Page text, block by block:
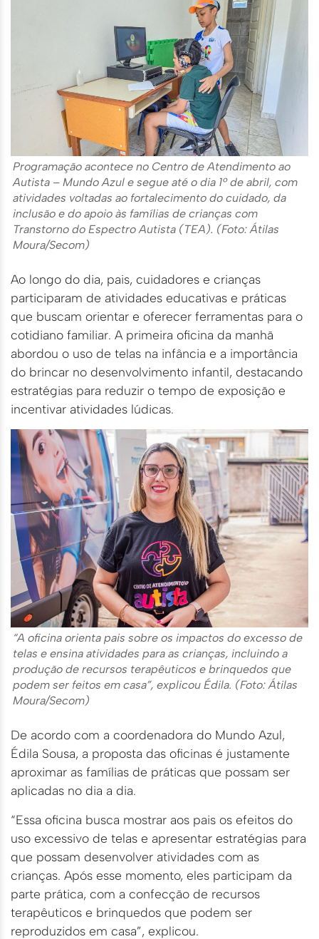
Programação acontece no Centro de Atendimento ao
Autista – Mundo Azul e segue até o dia 1º de abril, com
atividades voltadas ao fortalecimento do cuidado, da
inclusão e do apoio às famílias de crianças com
Transtorno do Espectro Autista (TEA). (Foto: Átilas
Moura/Secom)
Ao longo do dia, pais, cuidadores e crianças
participaram de atividades educativas e práticas
que buscam orientar e oferecer ferramentas para o
cotidiano familiar. A primeira oficina da manhã
abordou o uso de telas na infância e a importância
do brincar no desenvolvimento infantil, destacando
estratégias para reduzir o tempo de exposição e
incentivar atividades lúdicas.
“A oficina orienta pais sobre os impactos do excesso de
telas e ensina atividades para as crianças, incluindo a
produção de recursos terapêuticos e brinquedos que
podem ser feitos em casa”, explicou Édila. (Foto: Átilas
Moura/Secom)
De acordo com a coordenadora do Mundo Azul,
Édila Sousa, a proposta das oficinas é justamente
aproximar as famílias de práticas que possam ser
aplicadas no dia a dia.
“Essa oficina busca mostrar aos pais os efeitos do
uso excessivo de telas e apresentar estratégias para
que possam desenvolver atividades com as
crianças. Após esse momento, eles participam da
parte prática, com a confecção de recursos
terapêuticos e brinquedos que podem ser
reproduzidos em casa”, explicou.